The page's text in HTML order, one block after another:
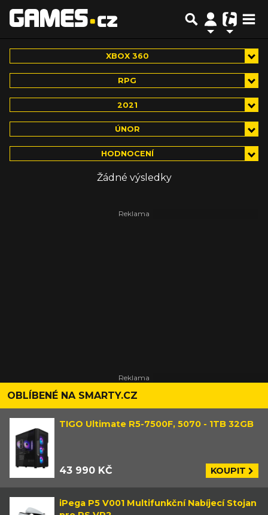
XBOX 360
RPG
2021
ÚNOR
HODNOCENÍ
Žádné výsledky
OBLÍBENÉ NA SMARTY.CZ
TIGO Ultimate R5-7500F, 5070 - 1TB 32GB
43 990 KČ KOUPIT
iPega P5 V001 Multifunkční Nabíjecí Stojan